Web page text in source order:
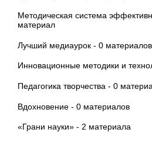
Методическая система
материал
Лучший медиаурок - 0 материалов
Инновационные методики и
Педагогика творчества - 0
Вдохновение - 0 материалов
«Грани науки» - 2 материала